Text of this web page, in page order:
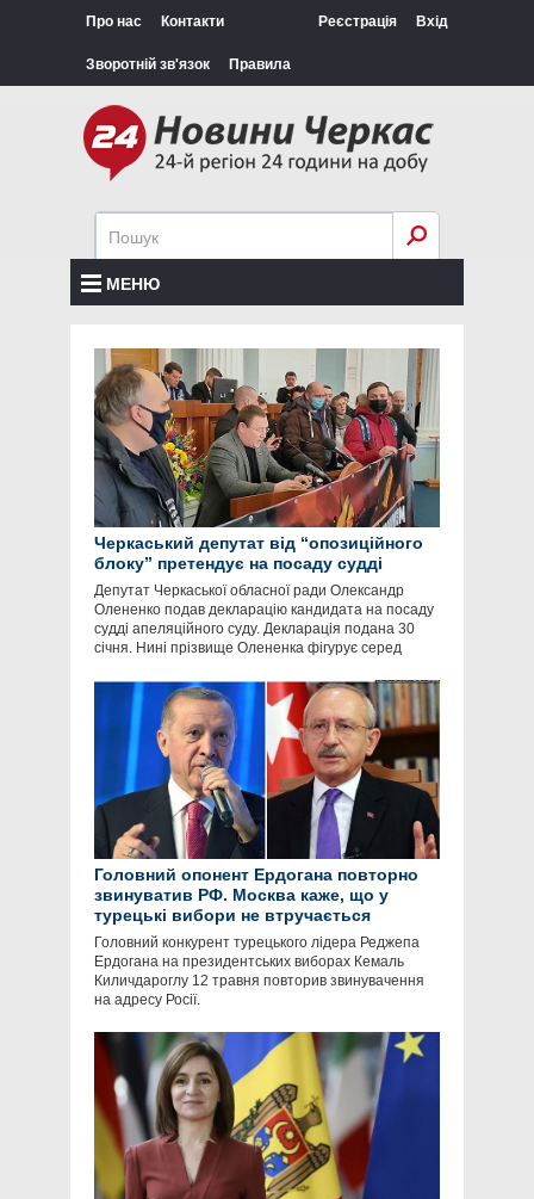
Про нас Контакти
Зворотній зв'язок Правила
Реєстрація Вхід
МЕНЮ
Черкаський депутат від “опозиційного
блоку” претендує на посаду судді
Депутат Черкаської обласної ради Олександр
Олененко подав декларацію кандидата на посаду
судді апеляційного суду. Декларація подана 30
січня. Нині прізвище Олененка фігурує серед
Головний опонент Ердогана повторно
звинуватив РФ. Москва каже, що у
турецькі вибори не втручається
Головний конкурент турецького лідера Реджепа
Ердогана на президентських виборах Кемаль
Киличдароглу 12 травня повторив звинувачення
на адресу Росії.